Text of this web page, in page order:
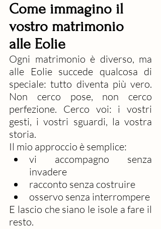
Come immagino il
vostro matrimonio
alle Eolie
Ogni matrimonio è diverso, ma
alle Eolie succede qualcosa di
speciale: tutto diventa più vero.
Non cerco pose, non cerco
perfezione. Cerco voi: i vostri
gesti, i vostri sguardi, la vostra
storia.
Il mio approccio è semplice:
vi accompagno senza
invadere
racconto senza costruire
osservo senza interrompere
E lascio che siano le isole a fare il
resto.